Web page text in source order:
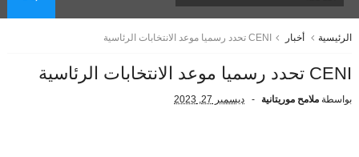
الرئيسية أخبار CENI تحدد رسميا موعد الانتخابات الرئاسية
CENI تحدد رسميا موعد الانتخابات الرئاسية
بواسطة ملامح موريتانية ديسمبر 27, 2023